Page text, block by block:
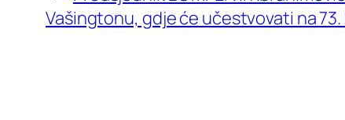
Vašingtonu, gdje će učestvovati na